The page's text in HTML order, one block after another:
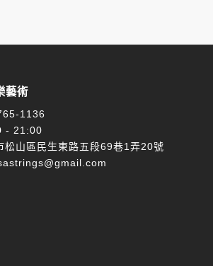
藝術
1136
- 21:00
松山區民生東路五段69巷1弄20號